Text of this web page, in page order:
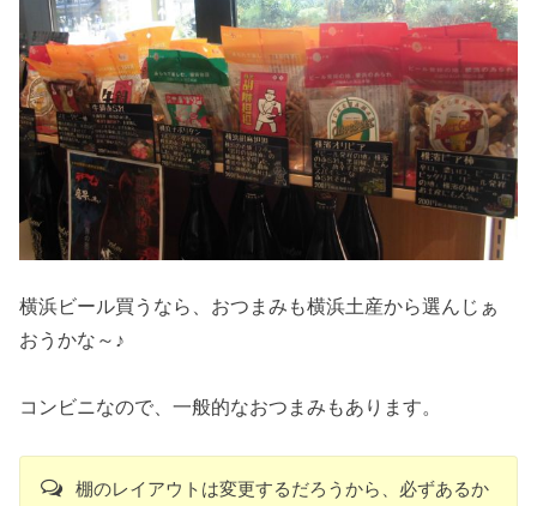
横浜ビール買うなら、おつまみも横浜土産から選んじぁ
おうかな～♪
コンビニなので、一般的なおつまみもあります。
棚のレイアウトは変更するだろうから、必ずあるか